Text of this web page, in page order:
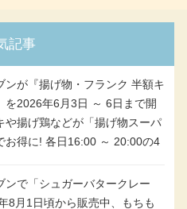
記事
ンが『揚げ物・フランク 半額キ
を2026年6月3日 ～ 6日まで開
や揚げ鶏などが「揚げ物スーパ
お得に! 各日16:00 ～ 20:00の4
ッグが税抜き69円!
ンで「シュガーバタークレー
8月1日頃から販売中、もちも